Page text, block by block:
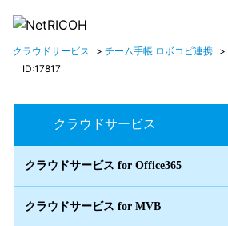
クラウドサービス > チーム手帳 ロボコピ連携 >
ID:17817
クラウドサービス
クラウドサービス for Office365
クラウドサービス for MVB